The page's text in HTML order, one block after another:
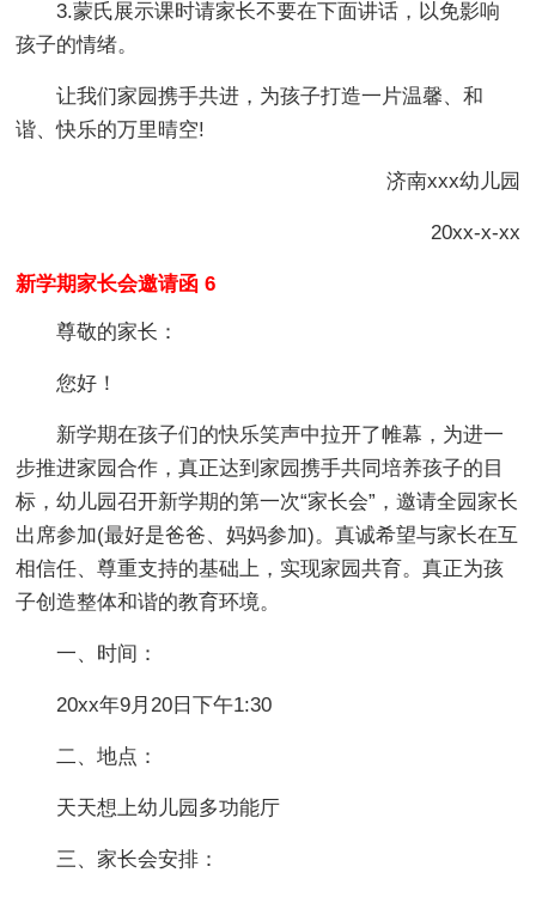
3.蒙氏展示课时请家长不要在下面讲话，以免影响
孩子的情绪。
让我们家园携手共进，为孩子打造一片温馨、和
谐、快乐的万里晴空!
济南xxx幼儿园
20xx-x-xx
新学期家长会邀请函 6
尊敬的家长：
您好！
新学期在孩子们的快乐笑声中拉开了帷幕，为进一
步推进家园合作，真正达到家园携手共同培养孩子的目
标，幼儿园召开新学期的第一次“家长会”，邀请全园家长
出席参加(最好是爸爸、妈妈参加)。真诚希望与家长在互
相信任、尊重支持的基础上，实现家园共育。真正为孩
子创造整体和谐的教育环境。
一、时间：
20xx年9月20日下午1:30
二、地点：
天天想上幼儿园多功能厅
三、家长会安排：